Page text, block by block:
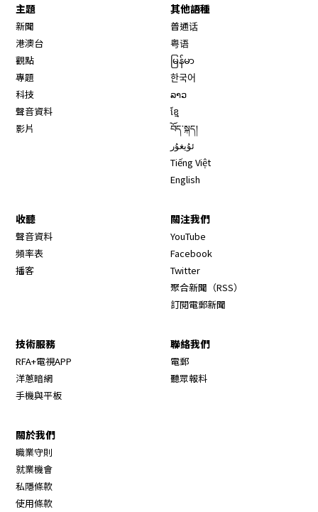
主題
新聞
港澳台
觀點
專題
科技
聲音資料
影片
其他語種
普通话
粤语
မြန်မာ
한국어
ລາວ
ខ្មែ
བོད་སྐད།
ئۇيغۇر
Tiếng Việt
English
收聽
聲音資料
頻率表
播客
關注我們
YouTube
Facebook
Twitter
聚合新聞（RSS）
訂閱電郵新聞
技術服務
RFA+電視APP
洋蔥暗網
手機與平板
聯絡我們
電郵
聽眾報料
關於我們
職業守則
就業機會
私隱條款
使用條款